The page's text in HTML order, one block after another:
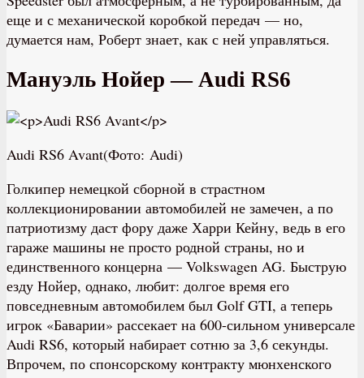
еще и с механической коробкой передач — но,
думается нам, Роберт знает, как с ней управляться.
Мануэль Нойер — Audi RS6
Audi RS6 Avant(Фото: Audi)
Голкипер немецкой сборной в страстном
коллекционировании автомобилей не замечен, а по
патриотизму даст фору даже Харри Кейну, ведь в его
гараже машины не просто родной страны, но и
единственного концерна — Volkswagen AG. Быструю
езду Нойер, однако, любит: долгое время его
повседневным автомобилем был Golf GTI, а теперь
игрок «Баварии» рассекает на 600-сильном универсале
Audi RS6, который набирает сотню за 3,6 секунды.
Впрочем, по спонсорскому контракту мюнхенского